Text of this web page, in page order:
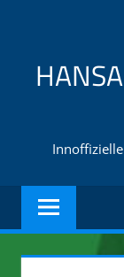
springen
Innoffizielle